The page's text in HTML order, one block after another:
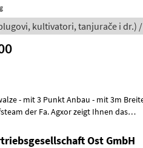
kultivatori, tanjurače i dr.) /
Ost GmbH